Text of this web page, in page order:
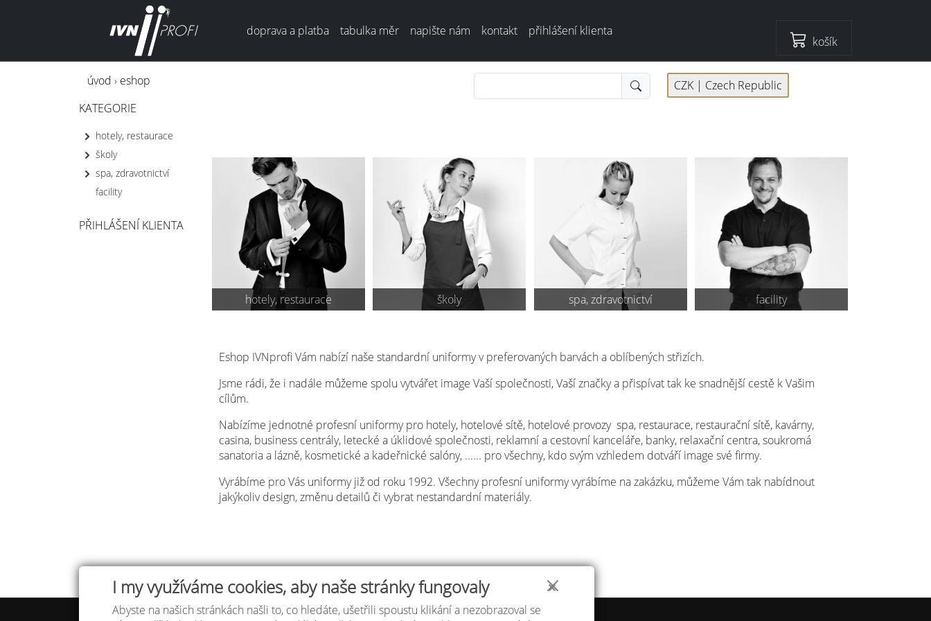
✕
I my využíváme cookies, aby naše stránky fungovaly
Abyste na našich stránkách našli to, co hledáte, ušetřili spoustu klikání a nezobrazoval se
doprava a platba tabulka měr napište nám kontakt přihlášení klienta
košík
úvod › eshop CZK | Czech Republic
KATEGORIE
hotely, restaurace
školy
spa, zdravotnictví
facility
PŘIHLÁŠENÍ KLIENTA
hotely, restaurace školy spa, zdravotnictví facility
Eshop IVNprofi Vám nabízí naše standardní uniformy v preferovaných barvách a oblíbených střizích.
Jsme rádi, že i nadále můžeme spolu vytvářet image Vaší společnosti, Vaší značky a přispívat tak ke snadnější cestě k Vašim
cílům.
Nabízíme jednotné profesní uniformy pro hotely, hotelové sítě, hotelové provozy spa, restaurace, restaurační sítě, kavárny,
casina, business centrály, letecké a úklidové společnosti, reklamní a cestovní kanceláře, banky, relaxační centra, soukromá
sanatoria a lázně, kosmetické a kadeřnické salóny, ...... pro všechny, kdo svým vzhledem dotváří image své firmy.
Vyrábíme pro Vás uniformy již od roku 1992. Všechny profesní uniformy vyrábíme na zakázku, můžeme Vám tak nabídnout
jakýkoliv design, změnu detailů či vybrat nestandardní materiály.
Tabulka velikostí Atelier IVN